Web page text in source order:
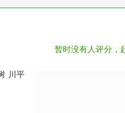
暂时没有人评分，
川平